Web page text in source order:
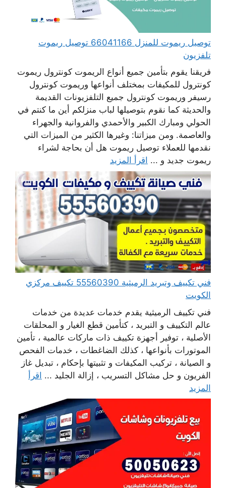
توصيل ريموت للمنزل 66041166 توصيل ريموت
تلفزيون
فريقنا يقوم بتأمين جميع أنواع الريموت كونترول ريموت
كونترول للمكيفات بمختلف أنواعها وريموت كونترول
رسيفر وريموت كونترول جميع التلفزيونات القديمة
والحديثة كما نقوم بتوصيلها لباب منزلكم أين ما كنتم في
الحولي ومبارك الكبير والأحمدي والفروانية والجهراء
والعاصمة. ومن ميزاتنا: وغيرها الكثير من الميزات التي
نقدمها للعملاء توصيل ريموت هل أن بحاجة لشراء
ريموت جديد و ... اقرأ المزيد
فني تكييف وتبريد الرميثية 55560390 تكييف مركزي
الكويت
فني تكييف الرميثية يقدم خدمات عديدة من خدمات
عالم التكييف و التبريد ، كتأمين قطع الغيار و المحلقات
الأصلية ، توفير أجهزة تكييف ذات ماركات عالمية ، تأمين
الموتورات بأنواعها ، كذلك الضاغطات ، خدمات الفحص
و الصيانة ، تركيب المكيفات و تثبيتها بإحكام ، تبديل غاز
الفريون و حل مشاكل التسريب ، إزالة الجليد ... اقرأ
المزيد